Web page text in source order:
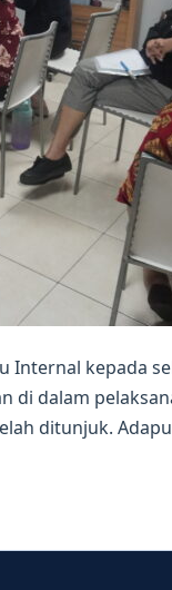
Internal kepada
di dalam
ditunjuk.